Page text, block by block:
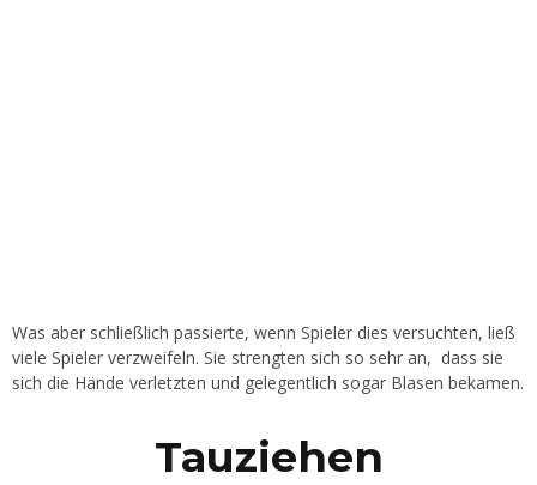
Was aber schließlich passierte, wenn Spieler dies versuchten, ließ
viele Spieler verzweifeln. Sie strengten sich so sehr an, dass sie
sich die Hände verletzten und gelegentlich sogar Blasen bekamen.
Tauziehen